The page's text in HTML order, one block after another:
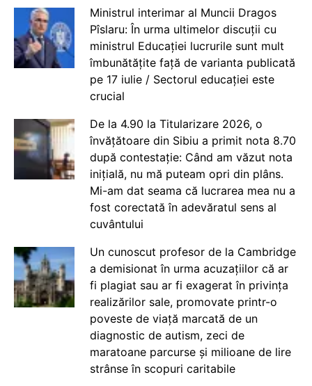
Ministrul interimar al Muncii Dragos
Pîslaru: În urma ultimelor discuții cu
ministrul Educației lucrurile sunt mult
îmbunătățite față de varianta publicată
pe 17 iulie / Sectorul educației este
crucial
De la 4.90 la Titularizare 2026, o
învățătoare din Sibiu a primit nota 8.70
după contestație: Când am văzut nota
inițială, nu mă puteam opri din plâns.
Mi-am dat seama că lucrarea mea nu a
fost corectată în adevăratul sens al
cuvântului
Un cunoscut profesor de la Cambridge
a demisionat în urma acuzațiilor că ar
fi plagiat sau ar fi exagerat în privința
realizărilor sale, promovate printr-o
poveste de viață marcată de un
diagnostic de autism, zeci de
maratoane parcurse și milioane de lire
strânse în scopuri caritabile